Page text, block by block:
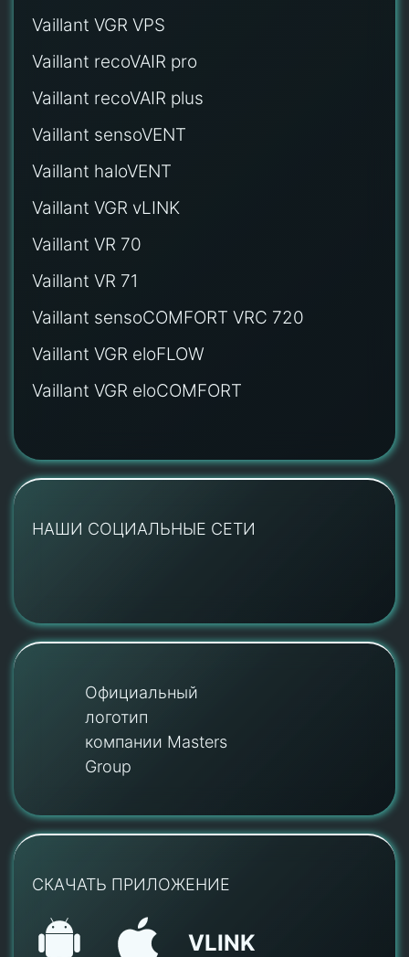
Vaillant VGR VPS
Vaillant recoVAIR pro
Vaillant recoVAIR plus
Vaillant sensoVENT
Vaillant haloVENT
Vaillant VGR vLINK
Vaillant VR 70
Vaillant VR 71
Vaillant sensoCOMFORT VRC 720
Vaillant VGR eloFLOW
Vaillant VGR eloCOMFORT
НАШИ СОЦИАЛЬНЫЕ СЕТИ
Официальный
логотип
компании Masters
Group
СКАЧАТЬ ПРИЛОЖЕНИЕ
VLINK